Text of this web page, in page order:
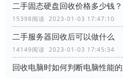
二手固态硬盘回收价格多少钱？
15398阅读 2023-01-03 17:47:10
二手服务器回收后可以做什么
14149阅读 2023-01-03 17:45:34
回收电脑时如何判断电脑性能